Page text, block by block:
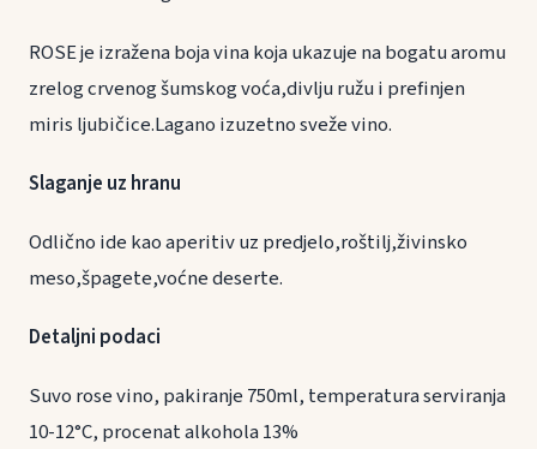
ROSE je izražena boja vina koja ukazuje na bogatu aromu
zrelog crvenog šumskog voća,divlju ružu i prefinjen
miris ljubičice.Lagano izuzetno sveže vino.
Slaganje uz hranu
Odlično ide kao aperitiv uz predjelo,roštilj,živinsko
meso,špagete,voćne deserte.
Detaljni podaci
Suvo rose vino, pakiranje 750ml, temperatura serviranja
10-12°C, procenat alkohola 13%